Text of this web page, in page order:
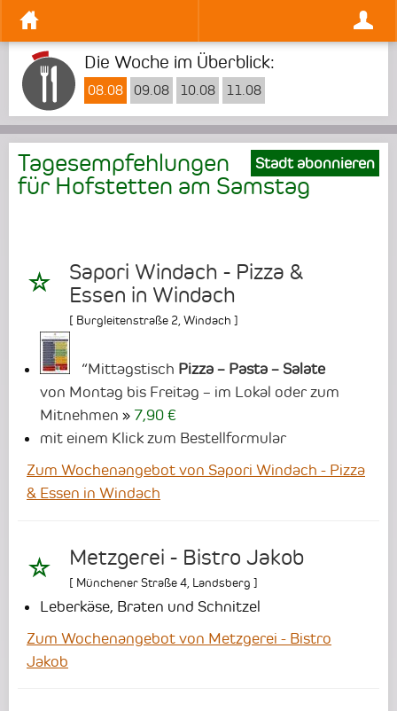
Die Woche im Überblick:
08.08 09.08 10.08 11.08
Stadt abonnieren
Tagesempfehlungen
für Hofstetten am Samstag
Sapori Windach - Pizza &
Essen in Windach
[ Burgleitenstraße 2,Windach ]
“Mittagstisch Pizza – Pasta – Salate
von Montag bis Freitag – im Lokal oder zum
Mitnehmen
7,90 €
mit einem Klick zum Bestellformular
Zum Wochenangebot von Sapori Windach - Pizza
& Essen in Windach
Metzgerei - Bistro Jakob
[ Münchener Straße 4 Landsberg ]
Leberkäse, Braten und Schnitzel
Zum Wochenangebot von Metzgerei - Bistro
Jakob